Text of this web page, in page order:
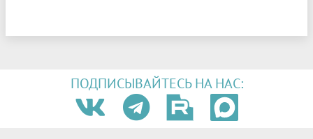
ПОДПИСЫВАЙТЕСЬ НА НАС: